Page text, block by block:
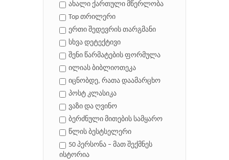
ახალი ქართული მწერლობა
Top თრილერი
ერთი შედევრის თარგმანი
სხვა დეტექტივი
შენი წარმატების ფორმულა
ილიას ბიბლიოთეკა
იცნობდე, რათა დაამარცხო
პოსტ კლასიკა
ვაზი და ღვინო
ბერძნული მითების სამყარო
წლის ბესტსელერი
50 პერსონა – მათ შექმნეს
ისტორია